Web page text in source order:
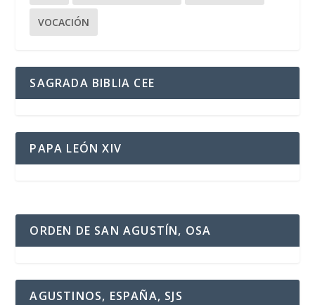
VOCACIÓN
SAGRADA BIBLIA CEE
PAPA LEÓN XIV
ORDEN DE SAN AGUSTÍN, OSA
AGUSTINOS, ESPAÑA, SJS